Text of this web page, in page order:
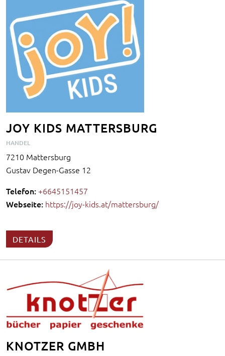
JOY KIDS MATTERSBURG
HANDEL
7210 Mattersburg
Gustav Degen-Gasse 12
Telefon:+6645151457
Webseite: https://joy-kids.at/mattersburg/
DETAILS
KNOTZER GMBH